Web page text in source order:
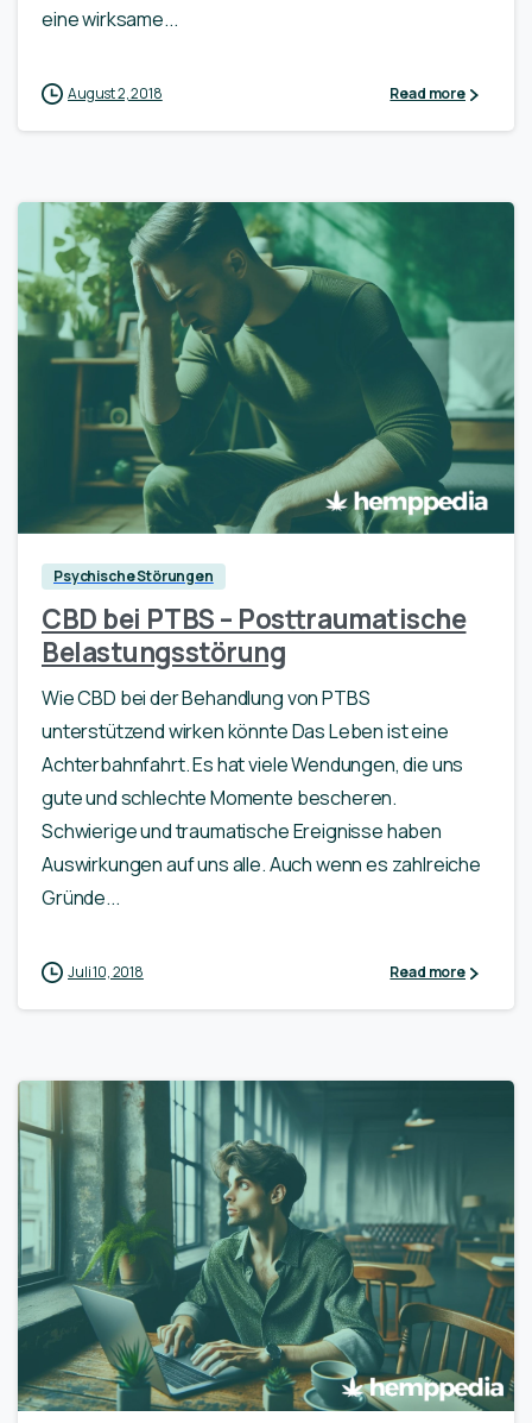
eine wirksame...
August 2, 2018 Read more
0
Psychische Störungen
CBD bei PTBS – Posttraumatische
Belastungsstörung
Wie CBD bei der Behandlung von PTBS
unterstützend wirken könnte Das Leben ist eine
Achterbahnfahrt. Es hat viele Wendungen, die uns
gute und schlechte Momente bescheren.
Schwierige und traumatische Ereignisse haben
Auswirkungen auf uns alle. Auch wenn es zahlreiche
Gründe...
Juli 10, 2018 Read more
0